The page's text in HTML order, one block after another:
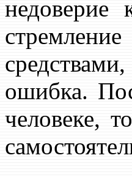
недоверие
ошибка.
человеке,